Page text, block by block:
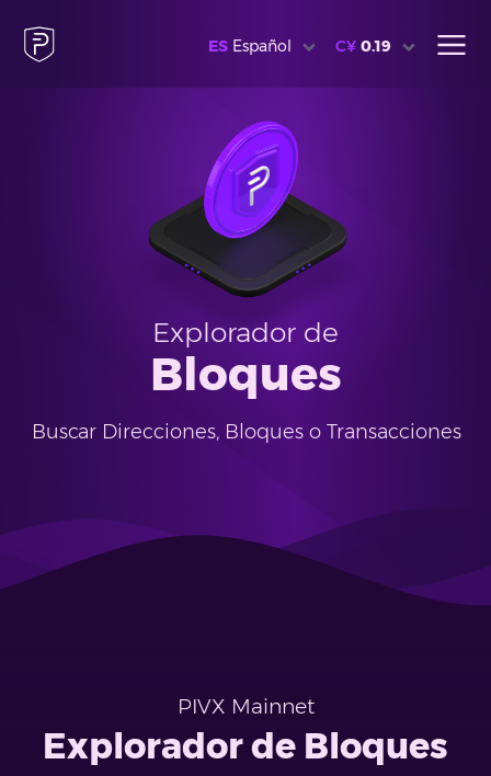
ES Español C¥ 0.19
Explorador de
Bloques
Buscar Direcciones, Bloques o Transacciones
PIVX Mainnet
Explorador de Bloques